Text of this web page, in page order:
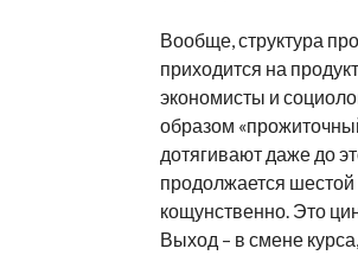
Вообще, структура
приходится на
экономисты и
образом
дотягивают даже до
продолжается
кощунственно. Это
Выход – в смене